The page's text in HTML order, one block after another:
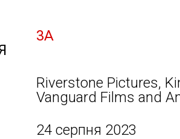
3А
Riverstone Pictures,
Vanguard Films and
24 серпня 2023